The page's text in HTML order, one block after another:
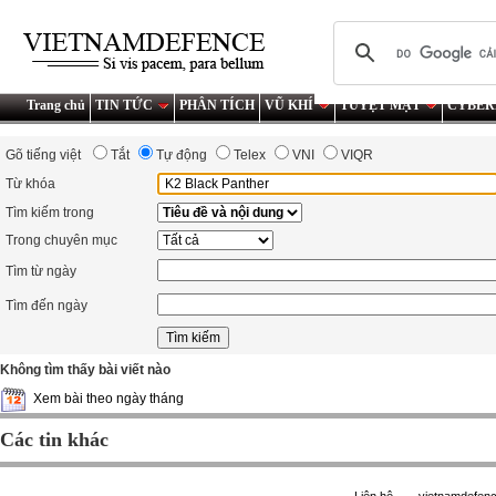
Trang chủ TIN TỨC PHÂN TÍCH VŨ KHÍ TUYỆT MẬT
Gõ tiếng việt Tắt Tự động Telex VNI
VIQR
Từ khóa
Tìm kiếm trong
Trong chuyên mục
Tìm từ ngày
Tìm đến ngày
Không tìm thấy bài viết nào
Xem bài theo ngày tháng
Các tin khác